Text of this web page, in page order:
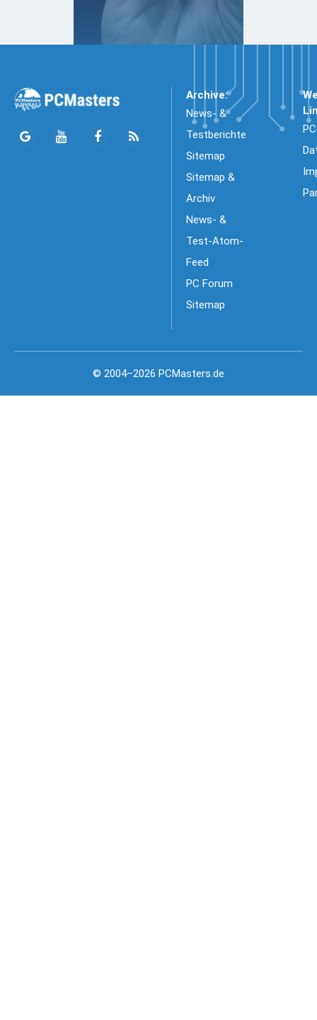
Archive:
News- &
Testberichte
Sitemap
Sitemap &
Archiv
News- &
Test-Atom-
Feed
PC Forum
Sitemap
© 2004–2026 PCMasters.de